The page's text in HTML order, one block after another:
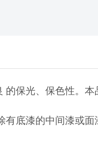
保光、保色性。本
底漆的中间漆或面